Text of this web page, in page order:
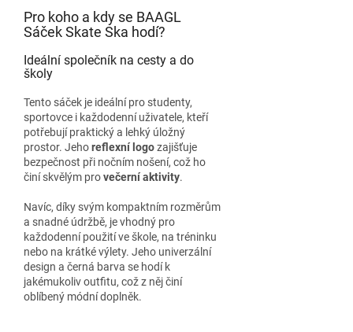
Pro koho a kdy se BAAGL
Sáček Skate Ska hodí?
Ideální společník na cesty a do
školy
Tento sáček je ideální pro studenty,
sportovce i každodenní uživatele, kteří
potřebují praktický a lehký úložný
prostor. Jehoreflexní logozajišťuje
bezpečnost při nočním nošení, což ho
činí skvělým provečerní aktivity.
Navíc, díky svým kompaktním rozměrům
a snadné údržbě, je vhodný pro
každodenní použití ve škole, na tréninku
nebo na krátké výlety. Jeho univerzální
design a černá barva se hodí k
jakémukoliv outfitu, což z něj činí
oblíbený módní doplněk.